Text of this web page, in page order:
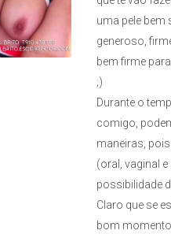
uma pele bem
generoso,
bem firme
;)
Durante o
comigo,
maneiras,
(oral, vaginal
possibilidade
Claro que se
bom